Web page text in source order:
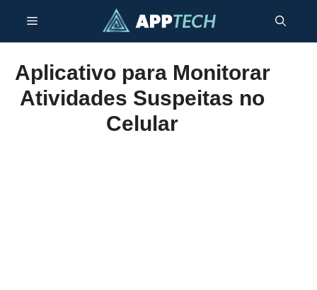
o
conteúdo
Menu
Aplicativo para Monitorar
Atividades Suspeitas no
Celular